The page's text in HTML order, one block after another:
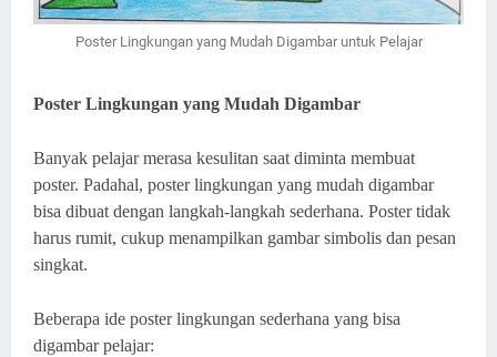
Poster Lingkungan yang Mudah Digambar untuk Pelajar
Poster Lingkungan yang Mudah Digambar
Banyak pelajar merasa kesulitan saat diminta membuat
poster. Padahal, poster lingkungan yang mudah digambar
bisa dibuat dengan langkah-langkah sederhana. Poster tidak
harus rumit, cukup menampilkan gambar simbolis dan pesan
singkat.
Beberapa ide poster lingkungan sederhana yang bisa
digambar pelajar: